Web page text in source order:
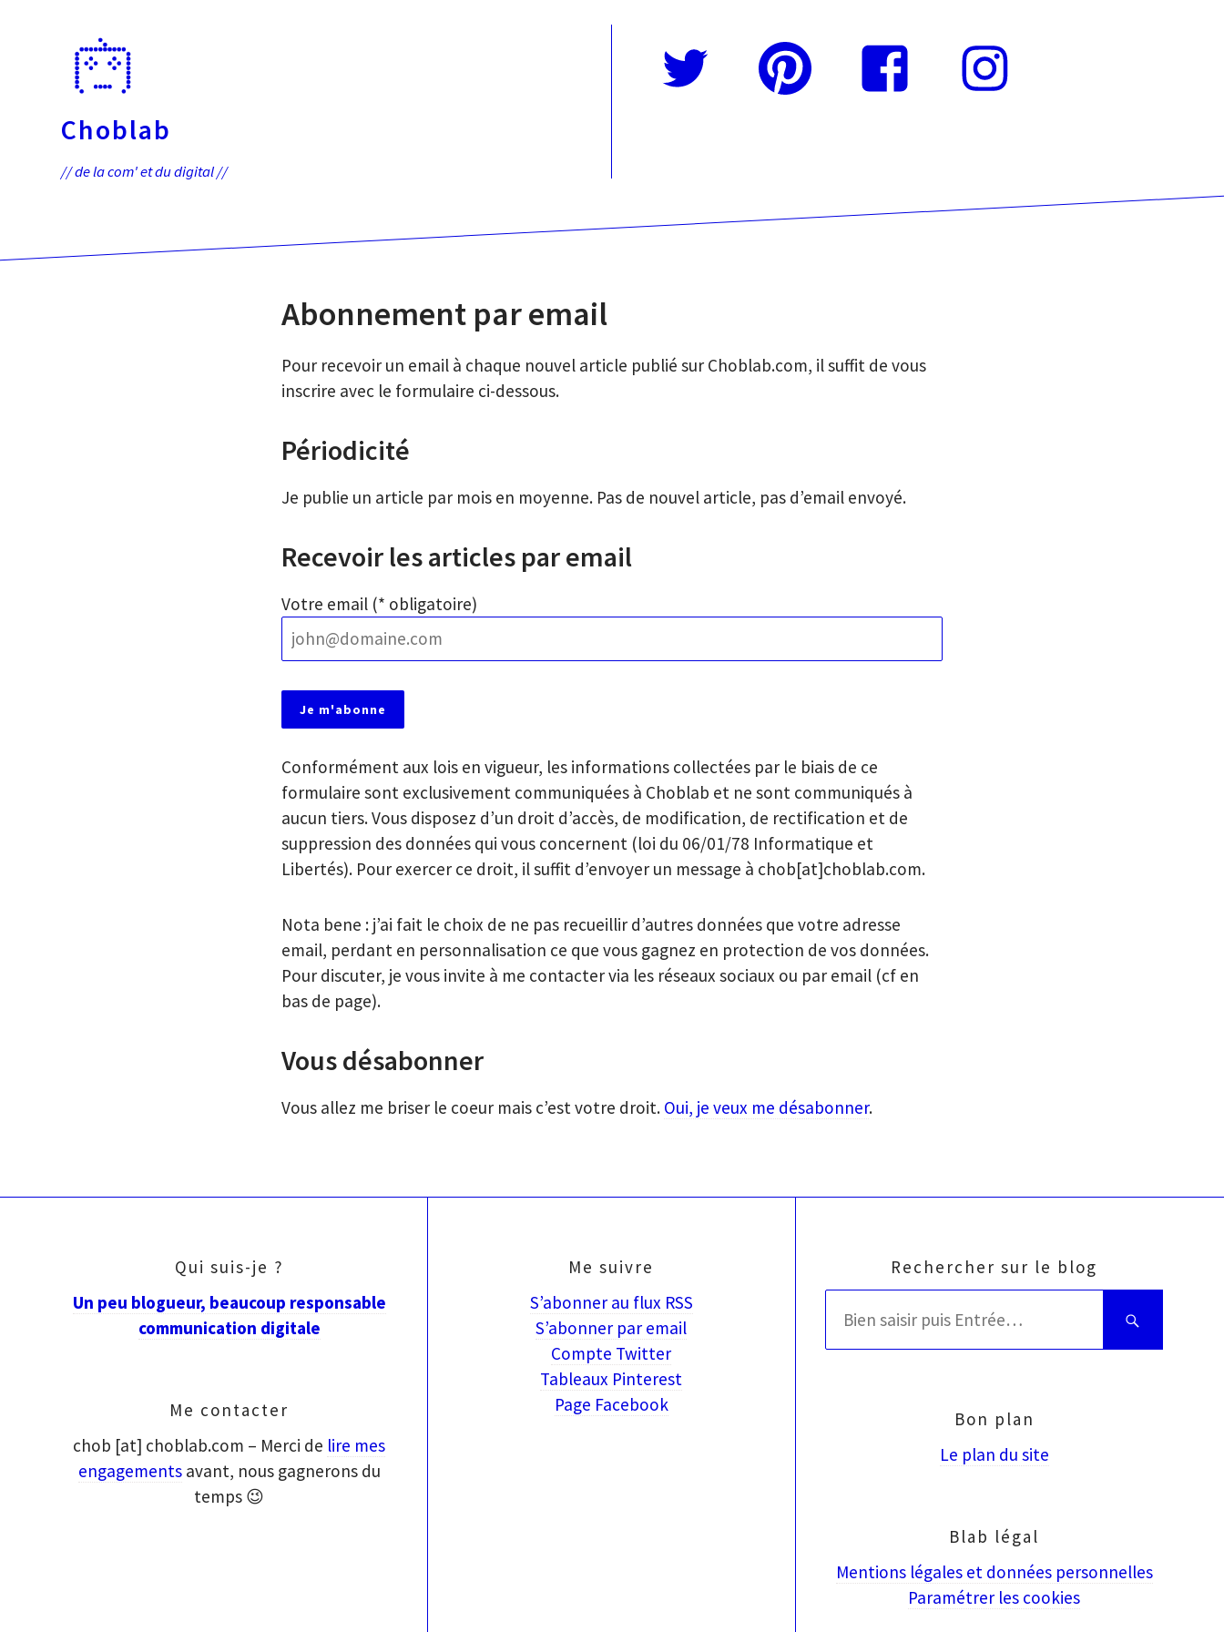
Choblab
// de la com' et du digital //
Pinterest
Abonnement par email
Pour recevoir un email à chaque nouvel article publié sur Choblab.com, il suffit de vous
inscrire avec le formulaire ci-dessous.
Périodicité
Je publie un article par mois en moyenne. Pas de nouvel article, pas d’email envoyé.
Recevoir les articles par email
Votre email (* obligatoire)
Conformément aux lois en vigueur, les informations collectées par le biais de ce
formulaire sont exclusivement communiquées à Choblab et ne sont communiqués à
aucun tiers. Vous disposez d’un droit d’accès, de modification, de rectification et de
suppression des données qui vous concernent (loi du 06/01/78 Informatique et
Libertés). Pour exercer ce droit, il suffit d’envoyer un message à chob[at]choblab.com.
Nota bene : j’ai fait le choix de ne pas recueillir d’autres données que votre adresse
email, perdant en personnalisation ce que vous gagnez en protection de vos données.
Pour discuter, je vous invite à me contacter via les réseaux sociaux ou par email (cf en
bas de page).
Vous désabonner
Vous allez me briser le coeur mais c’est votre droit. Oui, je veux me désabonner.
Qui suis-je ?
Un peu blogueur, beaucoup responsable
communication digitale
Me contacter
chob [at] choblab.com – Merci de lire mes
engagementsavant, nous gagnerons du
temps 😉
Me suivre
S’abonner au flux RSS
S’abonner par email
Compte Twitter
Tableaux Pinterest
Page Facebook
Rechercher sur le blog
Bien
saisir
Bon plan
Le plan du site
Blab légal
Mentions légales et données personnelles
Paramétrer les cookies